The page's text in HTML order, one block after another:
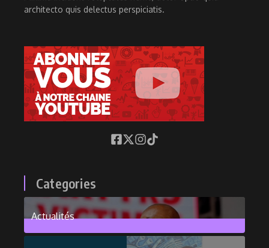
architecto quis delectus perspiciatis.
Categories
Actualités
376Posts